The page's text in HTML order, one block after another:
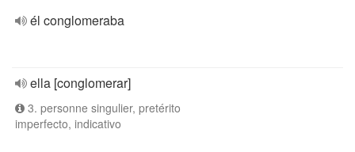
él conglomeraba
ella [conglomerar]
3. personne singulier, pretérito
imperfecto, indicativo